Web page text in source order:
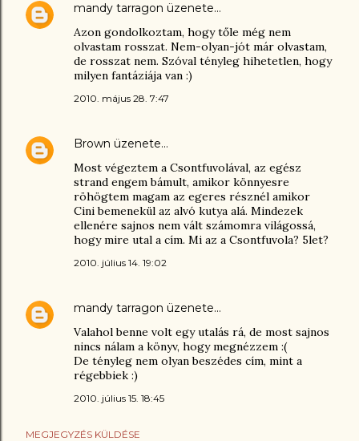
mandy tarragon üzenete…
Azon gondolkoztam, hogy tőle még nem
olvastam rosszat. Nem-olyan-jót már olvastam,
de rosszat nem. Szóval tényleg hihetetlen, hogy
milyen fantáziája van :)
2010. május 28. 7:47
Brown üzenete…
Most végeztem a Csontfuvolával, az egész
strand engem bámult, amikor könnyesre
röhögtem magam az egeres résznél amikor
Cini bemenekül az alvó kutya alá. Mindezek
ellenére sajnos nem vált számomra világossá,
hogy mire utal a cím. Mi az a Csontfuvola? 5let?
2010. július 14. 19:02
mandy tarragon üzenete…
Valahol benne volt egy utalás rá, de most sajnos
nincs nálam a könyv, hogy megnézzem :(
De tényleg nem olyan beszédes cím, mint a
régebbiek :)
2010. július 15. 18:45
MEGJEGYZÉS KÜLDÉSE